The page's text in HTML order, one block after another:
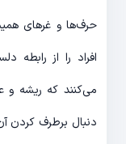
حرف‌ها و غرهای
افراد را از
می‌کنند که ریشه و
دنبال برطرف کردن